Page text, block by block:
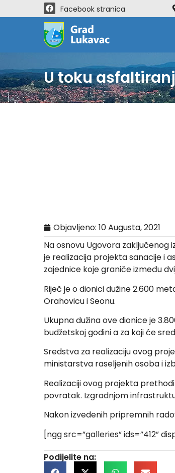
Facebook stranica
U toku
Objavljeno: 10 Augusta, 2021
Na osnovu Ugovora
je realizacija projekta sanacije i
zajednice koje graniče između
Riječ je o dionici dužine 2.600
Orahovicu i Seonu.
Ukupna dužina ove dionice je
budžetskoj godini a za koji će
Sredstva za realizaciju ovog
ministarstva raseljenih osoba i
Realizaciji ovog projekta
povratak. Izgradnjom
Nakon izvedenih pripremnih
[ngg src=”galleries” ids=”412”
Podijelite na: